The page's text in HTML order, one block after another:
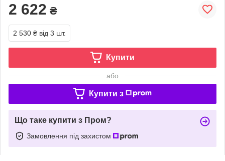
2 622 ₴
2 530 ₴ від 3 шт.
Купити
або
Купити з
Що таке купити з Пром?
Замовлення під захистом